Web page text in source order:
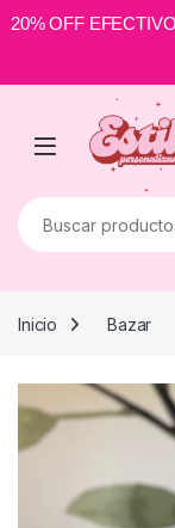
20% OFF
Skip to navigation
Buscar por:
Inicio Bazar